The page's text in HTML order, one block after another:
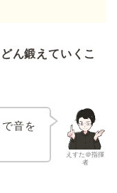
ん鍛えていくこ
えすた＠指揮
者
音を